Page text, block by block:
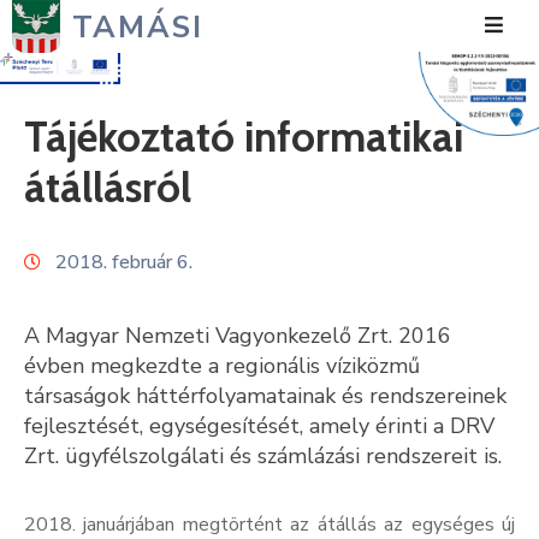
TAMÁSI
Városunk
Polgármesteri
Közérdekű
Turizmus
Fejlesztések
Média
Tájékoztató informatikai
átállásról
2018. február 6.
A Magyar Nemzeti Vagyonkezelő Zrt. 2016
évben megkezdte a regionális víziközmű
társaságok háttérfolyamatainak és rendszereinek
fejlesztését, egységesítését, amely érinti a DRV
Zrt. ügyfélszolgálati és számlázási rendszereit is.
2018. januárjában megtörtént az átállás az egységes új